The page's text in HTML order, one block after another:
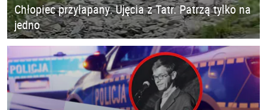
Chłopiec przyłapany. Ujęcia z Tatr. Patrzą tylko na
jedno